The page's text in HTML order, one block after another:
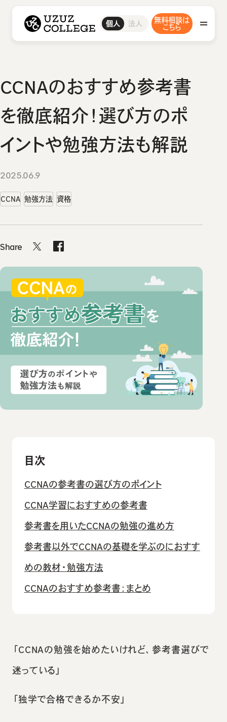
ウズウズカレッジ UZUZ COLLEGE
個人 法人
無料相談は
こちら
IT転職エージェント ウズカレエージェント
ITスクール ウズカレIT
LinuCコース
ウズカレについて
会社概要
ウズカレエージェント
ITスクール
ウズカレIT
CCNAコース
LinuCコース
AWSコース
卒業生インタビュー
ウズカレマガジン
私たちの想い・強み
CCNAのおすすめ参考書
を徹底紹介！選び方のポ
イントや勉強方法も解説
2025.06.9
CCNA 勉強方法 資格
Share
目次
CCNAの参考書の選び方のポイント
CCNA学習におすすめの参考書
参考書を用いたCCNAの勉強の進め方
参考書以外でCCNAの基礎を学ぶのにおすす
めの教材・勉強方法
CCNAのおすすめ参考書：まとめ
「CCNAの勉強を始めたいけれど、参考書選びで
迷っている」
「独学で合格できるか不安」